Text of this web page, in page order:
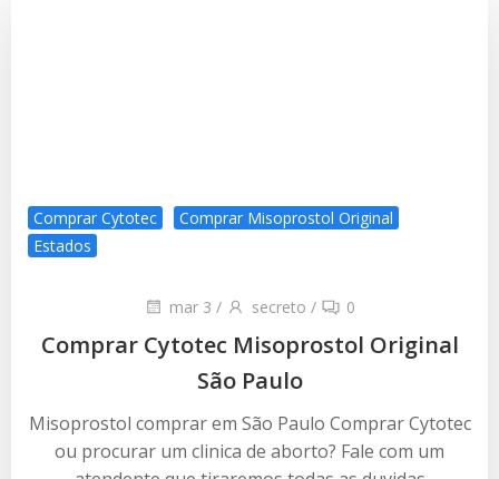
Comprar Cytotec
Comprar Misoprostol Original
Estados
mar 3 / secreto / 0
Comprar Cytotec Misoprostol Original
São Paulo
Misoprostol comprar em São Paulo Comprar Cytotec
ou procurar um clinica de aborto? Fale com um